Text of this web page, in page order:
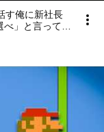
す俺に新社長
」と言ってき